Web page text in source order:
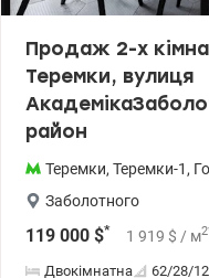
Продаж 2-х
Теремки, вулиця
район
Теремки, Теремки-1 ,
Заболотного
119 000 $* 1 919 $ / м2
Двокімнатна 62/28/12